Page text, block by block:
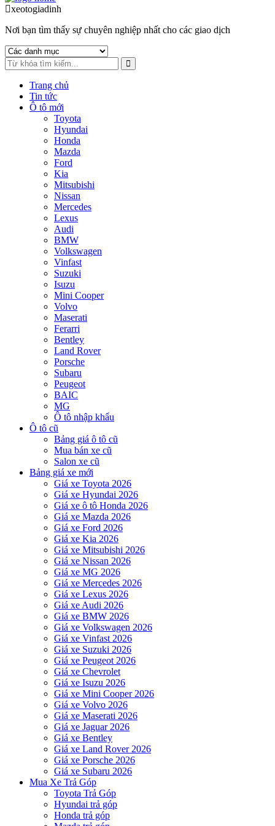
to
toxeotogiadinh
Nơi bạn tìm thấy sự chuyên nghiệp nhất cho các giao dịch
Trang chủ
Tin tức
Ô tô mới
Toyota
Hyundai
Honda
Mazda
Ford
Kia
Mitsubishi
Nissan
Mercedes
Lexus
Audi
BMW
Volkswagen
Vinfast
Suzuki
Isuzu
Mini Cooper
Volvo
Maserati
Ferarri
Bentley
Land Rover
Porsche
Subaru
Peugeot
BAIC
MG
Ô tô nhập khẩu
Ô tô cũ
Bảng giá ô tô cũ
Mua bán xe cũ
Salon xe cũ
Bảng giá xe mới
Giá xe Toyota 2026
Giá xe Hyundai 2026
Giá xe ô tô Honda 2026
Giá xe Mazda 2026
Giá xe Ford 2026
Giá xe Kia 2026
Giá xe Mitsubishi 2026
Giá xe Nissan 2026
Giá xe MG 2026
Giá xe Mercedes 2026
Giá xe Lexus 2026
Giá xe Audi 2026
Giá xe BMW 2026
Giá xe Volkswagen 2026
Giá xe Vinfast 2026
Giá xe Suzuki 2026
Giá xe Peugeot 2026
Giá xe Chevrolet
Giá xe Isuzu 2026
Giá xe Mini Cooper 2026
Giá xe Volvo 2026
Giá xe Maserati 2026
Giá xe Jaguar 2026
Giá xe Bentley
Giá xe Land Rover 2026
Giá xe Porsche 2026
Giá xe Subaru 2026
Mua Xe Trả Góp
Toyota Trả Góp
Hyundai trả góp
Honda trả góp